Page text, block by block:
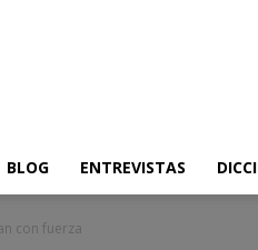
BLOG ENTREVISTAS
con fuerza